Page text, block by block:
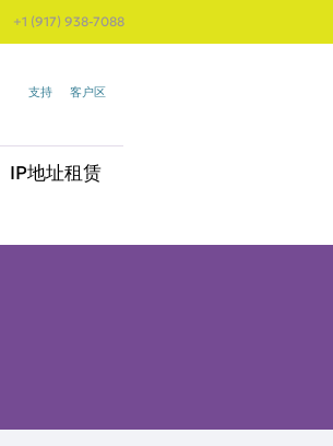
+1 (917) 938-7088
支持 客户区
IP地址租赁